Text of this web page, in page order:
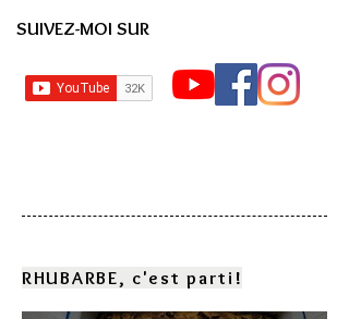
SUIVEZ-MOI SUR
RHUBARBE, c'est parti!